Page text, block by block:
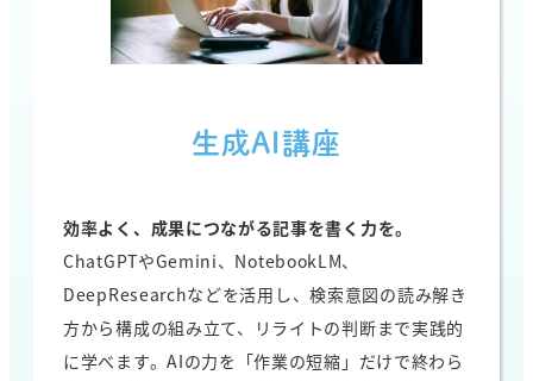
生成AI講座
効率よく、成果につながる記事を書く力を。
ChatGPTやGemini、NotebookLM、
DeepResearchなどを活用し、検索意図の読み解き
方から構成の組み立て、リライトの判断まで実践的
に学べます。AIの力を「作業の短縮」だけで終わら